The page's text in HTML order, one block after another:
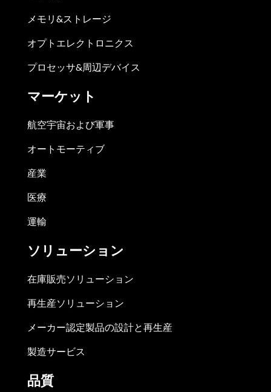
メモリ&ストレージ
オプトエレクトロニクス
プロセッサ&周辺デバイス
マーケット
航空宇宙および軍事
オートモーティブ
産業
医療
運輸
ソリューション
在庫販売ソリューション
再生産ソリューション
メーカー認定製品の設計と再生産
製造サービス
品質